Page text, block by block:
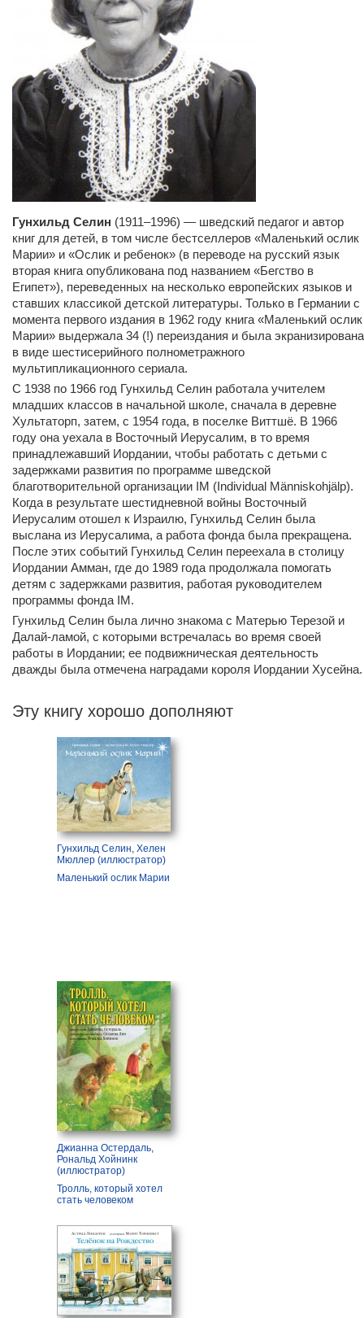
Гунхильд Селин (1911–1996) — шведский педагог и автор
книг для детей, в том числе бестселлеров «Маленький ослик
Марии» и «Ослик и ребенок» (в переводе на русский язык
вторая книга опубликована под названием «Бегство в
Египет»), переведенных на несколько европейских языков и
ставших классикой детской литературы. Только в Германии с
момента первого издания в 1962 году книга «Маленький ослик
Марии» выдержала 34 (!) переиздания и была экранизирована
в виде шестисерийного полнометражного
мультипликационного сериала.
С 1938 по 1966 год Гунхильд Селин работала учителем
младших классов в начальной школе, сначала в деревне
Хультаторп, затем, с 1954 года, в поселке Виттшё. В 1966
году она уехала в Восточный Иерусалим, в то время
принадлежавший Иордании, чтобы работать с детьми с
задержками развития по программе шведской
благотворительной организации IM (Individual Människohjälp).
Когда в результате шестидневной войны Восточный
Иерусалим отошел к Израилю, Гунхильд Селин была
выслана из Иерусалима, а работа фонда была прекращена.
После этих событий Гунхильд Селин переехала в столицу
Иордании Амман, где до 1989 года продолжала помогать
детям с задержками развития, работая руководителем
программы фонда IM.
Гунхильд Селин была лично знакома с Матерью Терезой и
Далай-ламой, с которыми встречалась во время своей
работы в Иордании; ее подвижническая деятельность
дважды была отмечена наградами короля Иордании Хусейна.
Эту книгу хорошо дополняют
Гунхильд Селин, Хелен
Мюллер (иллюстратор)
Маленький ослик Марии
Джианна Остердаль,
Рональд Хойнинк
(иллюстратор)
Тролль, который хотел
стать человеком